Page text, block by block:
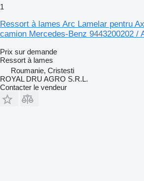
1
Ressort à lames Arc Lamelar pentru
camion Mercedes-Benz 9443200202 /
Prix sur demande
Ressort à lames
Roumanie, Cristesti
ROYAL DRU AGRO S.R.L.
Contacter le vendeur